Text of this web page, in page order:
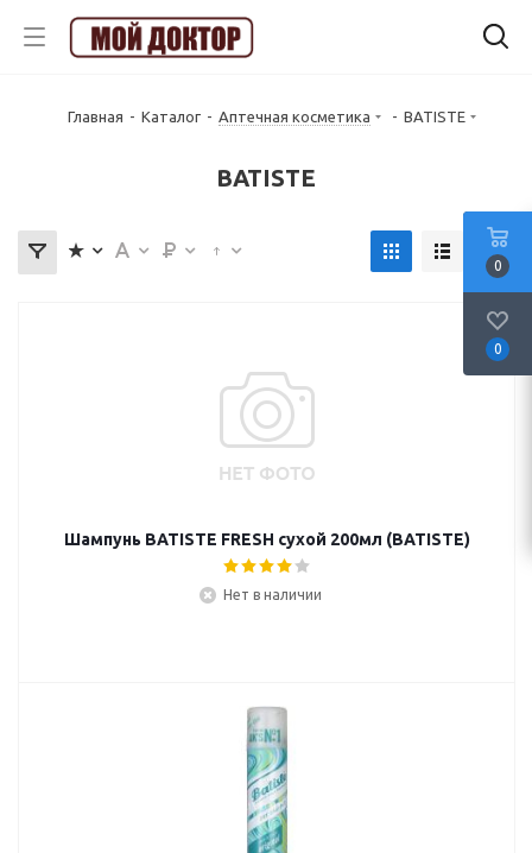
Главная - Каталог - Аптечная косметика - BATISTE
BATISTE
Шампунь BATISTE FRESH сухой 200мл (BATISTE)
Нет в наличии
0
0